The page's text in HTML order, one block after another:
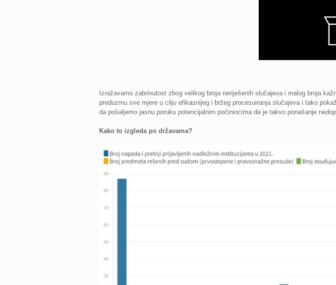
Izražavamo zabrinutost zbog velikog broja neriješenih slučajeva i malog broja
preduzmu sve mjere u cilju efikasnijeg i bržeg procesuiranja slučajeva i tako
da pošaljemo jasnu poruku potencijalnim počiniocima da je takvo ponašanje
Kako to izgleda po državama?